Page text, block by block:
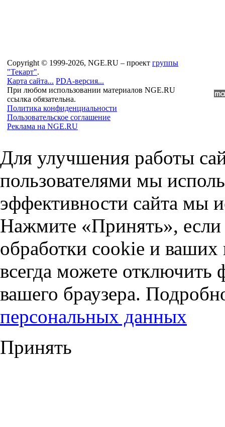
Copyright © 1999-2026, NGE.RU – проект группы
"Текарт".
Карта сайта... PDA-версия...
При любом использовании материалов NGE.RU
ссылка обязательна.
Политика конфиденциальности
Пользовательское соглашение
Реклама на NGE.RU
Для улучшения работы
пользователями мы
эффективности сайта мы
Нажмите «Принять», если
обработки cookie и
всегда можете отключить
вашего браузера.
персональных данных
Принять